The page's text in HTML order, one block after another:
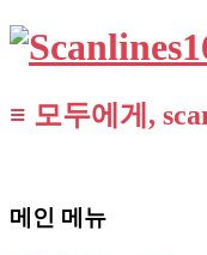
≡ 모두에게,
메인 메뉴